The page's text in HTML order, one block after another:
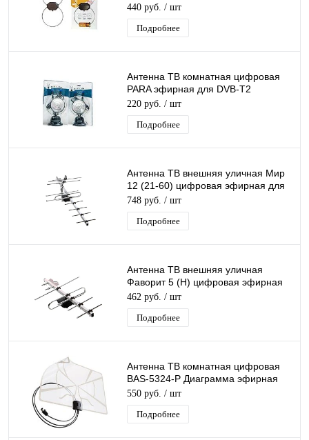
DVB-T2 телевидения
440 руб. / шт
Подробнее
Антенна ТВ комнатная цифровая
PARA эфирная для DVB-T2
телевидения
220 руб. / шт
Подробнее
Антенна ТВ внешняя уличная Мир
12 (21-60) цифровая эфирная для
DVB-T2 телевидения наружная
748 руб. / шт
Подробнее
Антенна ТВ внешняя уличная
Фаворит 5 (Н) цифровая эфирная
для DVB-T2 телевидения наружная
Рэмо
462 руб. / шт
Подробнее
Антенна ТВ комнатная цифровая
BAS-5324-P Диаграмма эфирная
для DVB-T2 телевидения Рэмо
550 руб. / шт
Подробнее